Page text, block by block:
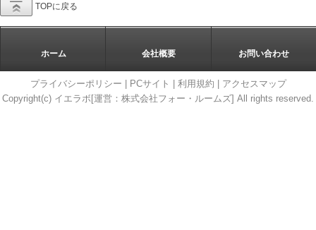
TOPに戻る
ホーム 会社概要 お問い合わせ
プライバシーポリシー PCサイト 利用規約
アクセスマップ
Copyright(c) イエラボ[運営：株式会社フォー・ルームズ] All rights reserved.